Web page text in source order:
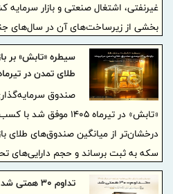
غیرنفتی، اشتغال صنعتی و بازار
بخشی از زیرساخت‌های آن در سال‌های
سرمایه‌گذاری‌های سنگین، تلاش
بنگاه‌ها، دوباره بازسازی شد و به
طلای تمدن در
صندوق
درخشان‌تر از میانگین صندوق‌های طلای
درصدی به بیش از ۱۵.۳ همت ارتقا دهد.
تداوم 30 همتی شد